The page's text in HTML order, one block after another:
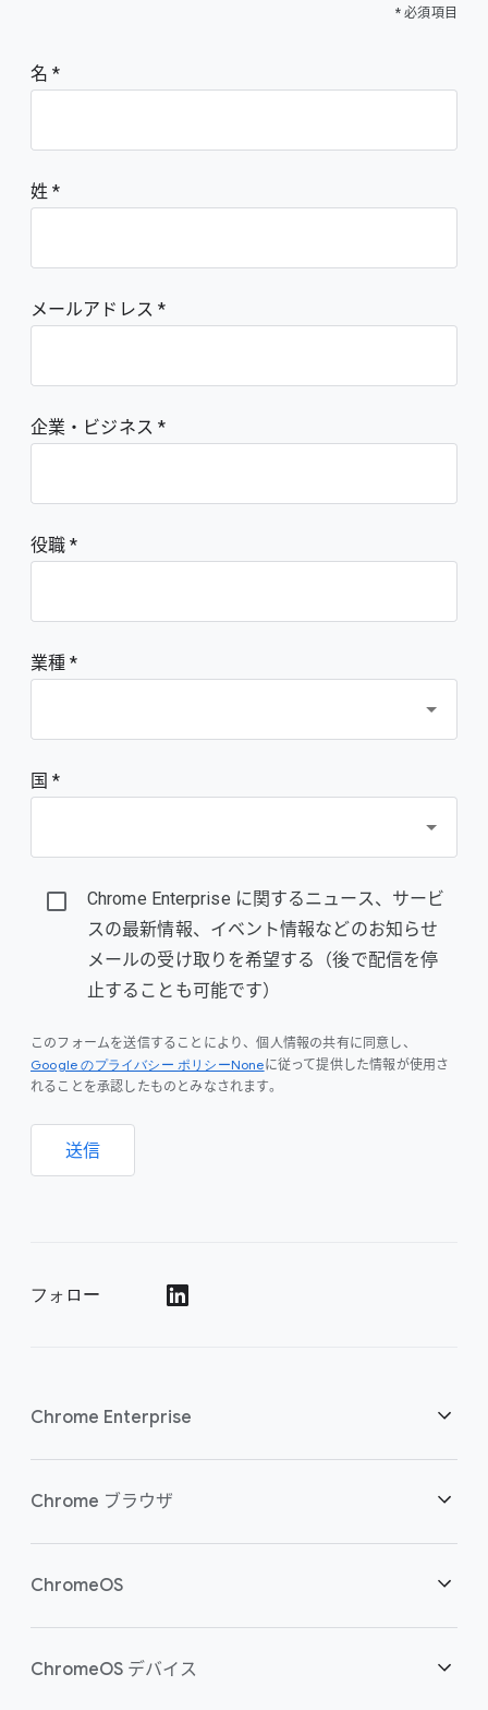
* 必須項目
名
姓
メールアドレス
企業・ビジネス
役職
業種 *
国 *
Chrome Enterprise に関するニュース、サービ
スの最新情報、イベント情報などのお知らせ
メールの受け取りを希望する（後で配信を停
止することも可能です）
このフォームを送信することにより、個人情報の共有に同意し、
Google のプライバシー ポリシーNoneに従って提供した情報が使用さ
れることを承認したものとみなされます。
送信
フォロー
Chrome Enterprise
セキュリティ
Chrome ブラウザ
概要
ChromeOS
概要
ChromeOS デバイス